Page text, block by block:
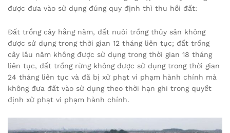
được đưa vào sử dụng đúng quy định thì thu hồi đất:
Đất trồng cây hằng năm, đất nuôi trồng thủy sản không
được sử dụng trong thời gian 12 tháng liên tục; đất trồng
cây lâu năm không được sử dụng trong thời gian 18 tháng
liên tục, đất trồng rừng không được sử dụng trong thời gian
24 tháng liên tục và đã bị xử phạt vi phạm hành chính mà
không đưa đất vào sử dụng theo thời hạn ghi trong quyết
định xử phạt vi phạm hành chính.